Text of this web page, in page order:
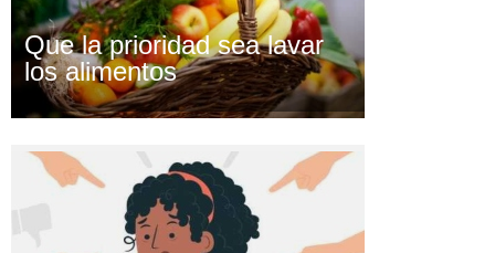
Que la prioridad sea lavar
los alimentos